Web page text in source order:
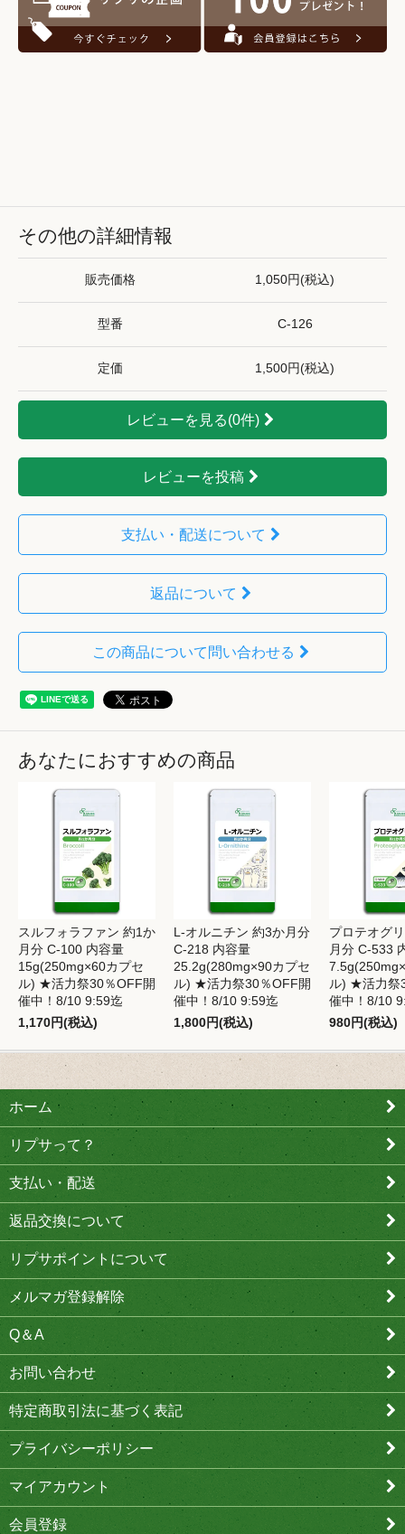
その他の詳細情報
販売価格 1,050円(税込)
型番 C-126
定価 1,500円(税込)
レビューを見る(0件)
レビューを投稿
支払い・配送について
返品について
この商品について問い合わせる
あなたにおすすめの商品
スルフォラファン 約1か
月分 C-100 内容量
15g(250mg×60カプセ
ル) ★活力祭30％OFF開
催中！8/10 9:59迄
1,170円(税込)
L-オルニチン 約3か月分
C-218 内容量
25.2g(280mg×90カプセ
ル) ★活力祭30％OFF開
催中！8/10 9:59迄
1,800円(税込)
プロテオグ
月分 C-533
ル) ★活力祭
催中！8/10
980円(税込)
ホーム
リプサって？
支払い・配送
返品交換について
リプサポイントについて
メルマガ登録解除
Q＆A
お問い合わせ
特定商取引法に基づく表記
プライバシーポリシー
マイアカウント
会員登録